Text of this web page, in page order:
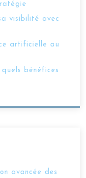
visibilité avec
artificielle au
bénéfices
avancée des